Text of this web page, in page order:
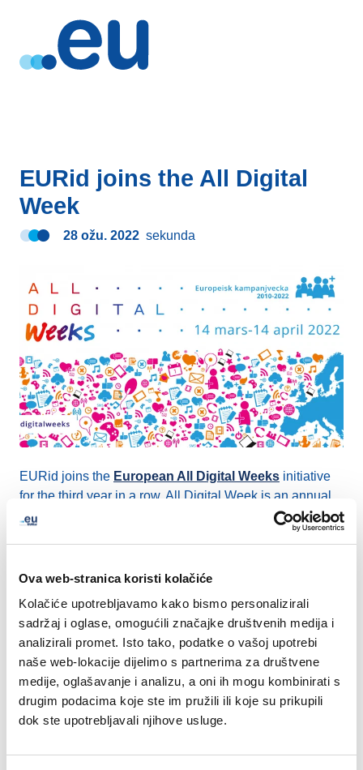
Ova web-stranica koristi kolačiće
Kolačiće upotrebljavamo kako bismo personalizirali
sadržaj i oglase, omogućili značajke društvenih medija i
analizirali promet. Isto tako, podatke o vašoj upotrebi
naše web-lokacije dijelimo s partnerima za društvene
medije, oglašavanje i analizu, a oni ih mogu kombinirati s
drugim podacima koje ste im pružili ili koje su prikupili
dok ste upotrebljavali njihove usluge.
EURid joins the All Digital
Week
28 ožu. 2022 sekunda
EURid joins the European All Digital Weeks initiative
for the third year in a row. All Digital Week is an annual
empowerment campaign intended to enhance the digital
skills of Europeans and enable them to benefit from the
Between 14 March and 14 April EURid will hold online
webinars dedicated to the subject of cybersecurity and
protection against online threats across European
schools, libraries and community centres.
We invite you to follow our activities via oursocial
mediachannels